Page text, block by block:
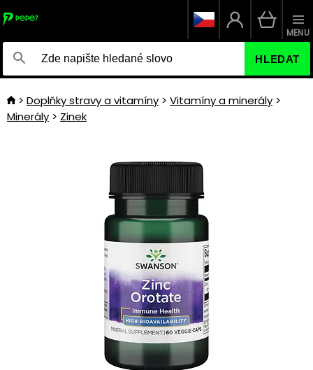
HLEDAT
MENU
Doplňky stravy a vitamíny
Vitamíny a minerály
Minerály
Zinek